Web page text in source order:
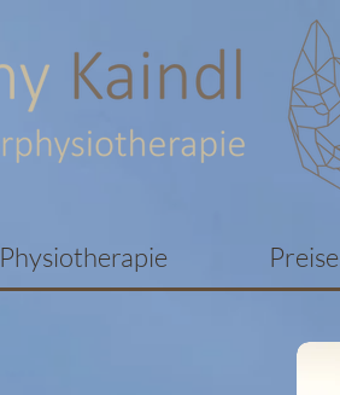
Physiotherapie Preise